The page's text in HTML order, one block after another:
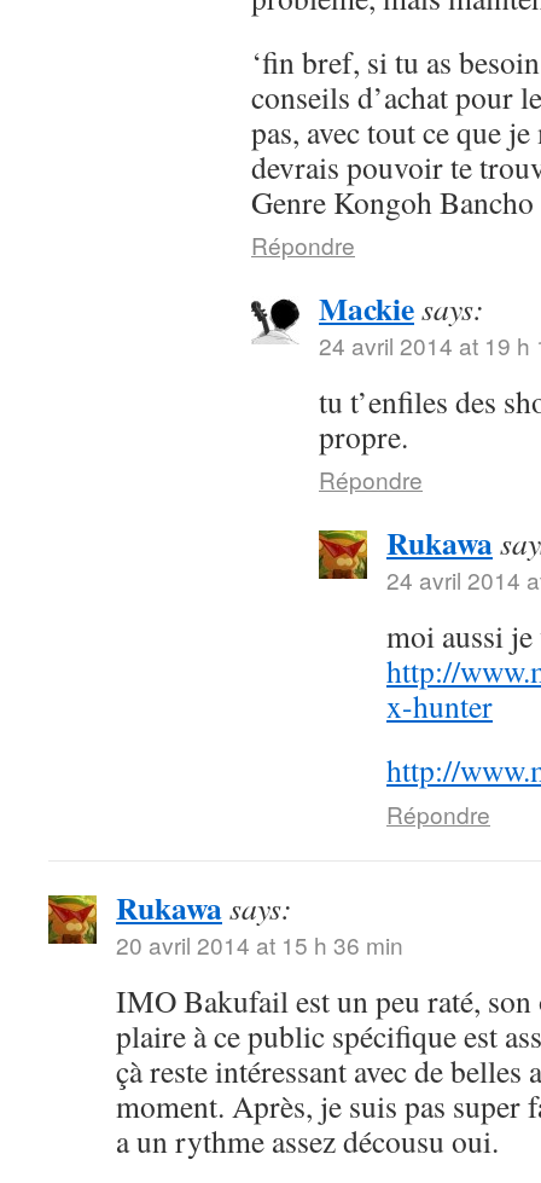
‘fin bref, si tu as
conseils d’achat pour
pas, avec tout ce que
devrais pouvoir te
Genre Kongoh Bancho
Répondre
Mackiesays:
24 avril 2014 at 19 h
tu t’enfiles des
propre.
Répondre
Rukawa
24 avril 2014
moi aussi
http://
x-hunter
http://
Répondre
Rukawasays:
20 avril 2014 at 15 h 36 min
IMO Bakufail est un peu raté,
plaire à ce public spécifique est
çà reste intéressant avec de belles
moment. Après, je suis pas super
a un rythme assez décousu oui.